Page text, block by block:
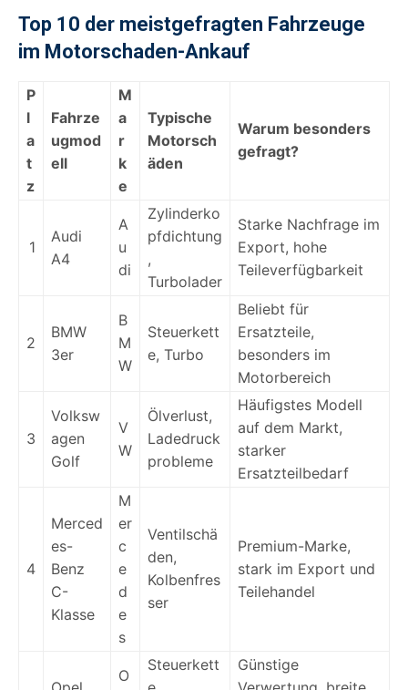
Top 10 der meistgefragten Fahrzeuge
im Motorschaden-Ankauf
P
l
a
t
z
Fahrze
ugmod
ell
M
a
r
k
e
Typische
Motorsch
äden
Warum besonders
gefragt?
1
Audi
A4
A
u
di
Zylinderko
pfdichtung
,
Turbolader
Starke Nachfrage im
Export, hohe
Teileverfügbarkeit
2
BMW
3er
B
M
W
Steuerkett
e, Turbo
Beliebt für
Ersatzteile,
besonders im
Motorbereich
3
Volksw
agen
Golf
V
W
Ölverlust,
Ladedruck
probleme
Häufigstes Modell
auf dem Markt,
starker
Ersatzteilbedarf
4
Merced
es-
Benz
C-
Klasse
M
er
c
e
d
e
s
Ventilschä
den,
Kolbenfres
ser
Premium-Marke,
stark im Export und
Teilehandel
O
Steuerkett
Günstige